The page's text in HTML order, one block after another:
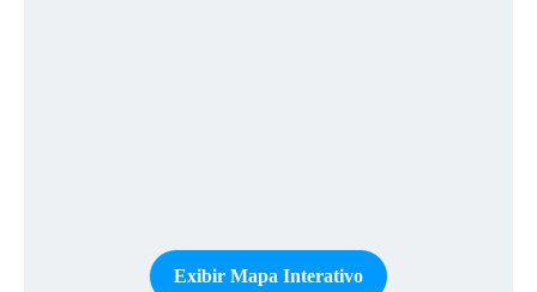
Exibir Mapa Interativo